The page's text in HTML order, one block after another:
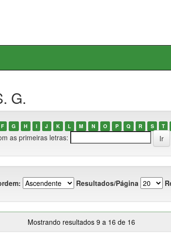
G.
F G H I J K L M N O P Q R S T
as primeiras letras:
Resultados/Página
Mostrando resultados 9 a 16 de 16